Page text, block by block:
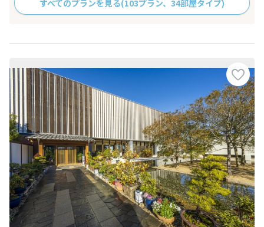
すべてのプランを見る(103プラン、34部屋タイプ)